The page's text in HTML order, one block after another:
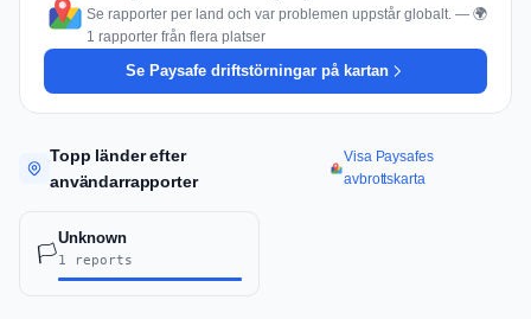
Se rapporter per land och var problemen uppstår globalt. — 🌍
1 rapporter från flera platser
Se Paysafe driftstörningar på kartan
Topp länder efter
användarrapporter
Visa Paysafes
avbrottskarta
🏳️
Unknown
1 reports